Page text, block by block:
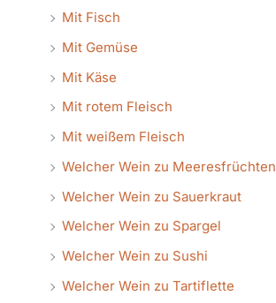
Mit Fisch
Mit Gemüse
Mit Käse
Mit rotem Fleisch
Mit weißem Fleisch
Welcher Wein zu Meeresfrüchten
Welcher Wein zu Sauerkraut
Welcher Wein zu Spargel
Welcher Wein zu Sushi
Welcher Wein zu Tartiflette